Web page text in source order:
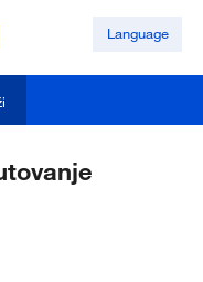
Language